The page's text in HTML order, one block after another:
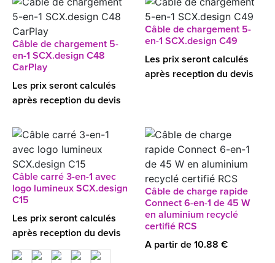
Câble de chargement 5-
en-1 SCX.design C48
CarPlay
Les prix seront calculés
après reception du devis
Câble de chargement 5-
en-1 SCX.design C49
Les prix seront calculés
après reception du devis
Câble carré 3-en-1 avec
logo lumineux SCX.design
C15
Les prix seront calculés
après reception du devis
Câble de charge rapide
Connect 6-en-1 de 45 W
en aluminium recyclé
certifié RCS
A partir de 10.88 €